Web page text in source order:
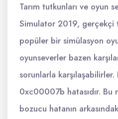
Tarım tutkunları ve oyun
Simulator 2019, gerçekçi
popüler bir simülasyon
oyunseverler bazen
sorunlarla
0xc00007b hatasıdır. Bu
bozucu hatanın